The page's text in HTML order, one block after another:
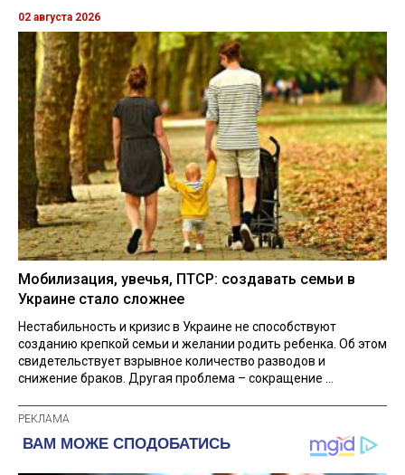
02 августа 2026
Мобилизация, увечья, ПТСР: создавать семьи в
Украине стало сложнее
Нестабильность и кризис в Украине не способствуют
созданию крепкой семьи и желании родить ребенка. Об этом
свидетельствует взрывное количество разводов и
снижение браков. Другая проблема – сокращение ...